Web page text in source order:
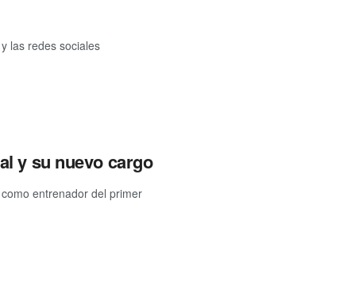
las redes sociales
y su nuevo cargo
entrenador del primer